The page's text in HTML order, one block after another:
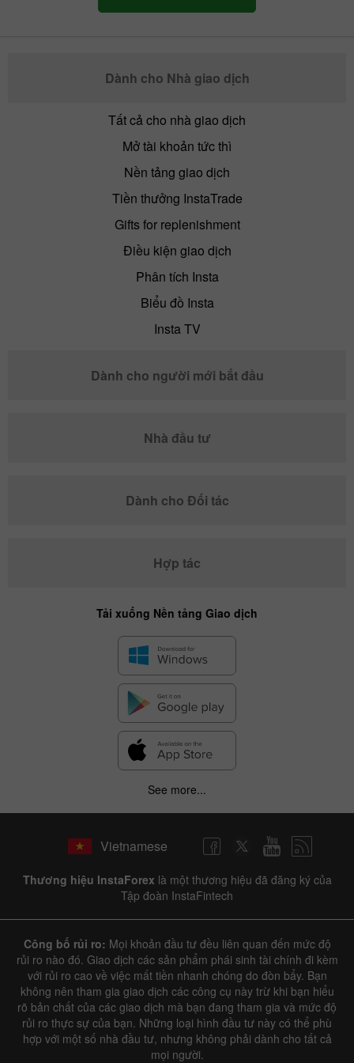
Dành cho Nhà giao dịch
Tất cả cho nhà giao dịch
Mở tài khoản tức thì
Nền tảng giao dịch
Tiền thưởng InstaTrade
Gifts for replenishment
Điều kiện giao dịch
Phân tích Insta
Biểu đồ Insta
Insta TV
Dành cho người mới bắt đầu
Nhà đầu tư
Dành cho Đối tác
Hợp tác
Tải xuống Nền tảng Giao dịch
See more...
Vietnamese
Thương hiệu InstaForex là một thương hiệu đã đăng ký của
Tập đoàn InstaFintech
Công bố rủi ro: Mọi khoản đầu tư đều liên quan đến mức độ
rủi ro nào đó. Giao dịch các sản phẩm phái sinh tài chính đi kèm
với rủi ro cao về việc mất tiền nhanh chóng do đòn bẩy. Bạn
không nên tham gia giao dịch các công cụ này trừ khi bạn hiểu
rõ bản chất của các giao dịch mà bạn đang tham gia và mức độ
rủi ro thực sự của bạn. Những loại hình đầu tư này có thể phù
hợp với một số nhà đầu tư, nhưng không phải dành cho tất cả
mọi người.